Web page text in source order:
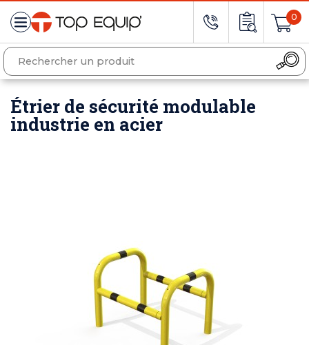
0
Étrier de sécurité modulable
industrie en acier